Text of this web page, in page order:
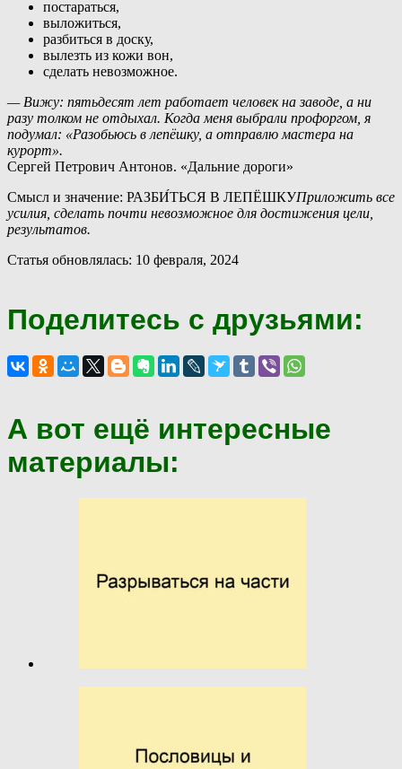
постараться,
выложиться,
разбиться в доску,
вылезть из кожи вон,
сделать невозможное.
— Вижу: пятьдесят лет работает человек на заводе, а ни
разу толком не отдыхал. Когда меня выбрали профоргом, я
подумал: «Разобьюсь в лепёшку, а отправлю мастера на
курорт».
Сергей Петрович Антонов. «Дальние дороги»
Смысл и значение: РАЗБИ́ТЬСЯ В ЛЕПЁШКУПриложить все
усилия, сделать почти невозможное для достижения цели,
результатов.
Статья обновлялась: 10 февраля, 2024
Поделитесь с друзьями:
А вот ещё интересные
материалы: